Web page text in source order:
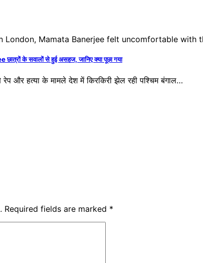
के सवालों से हुई असहज, जानिए क्या पूछा गया
और हत्या के मामले देश में किरकिरी झेल रही पश्चिम बंगाल…
Required fields are marked *